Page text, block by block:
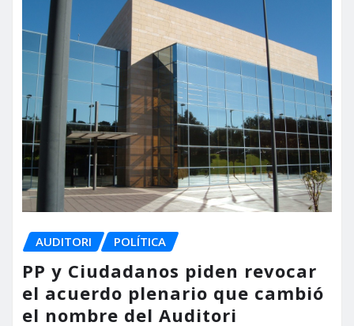
AUDITORI POLÍTICA
PP y Ciudadanos piden revocar
el acuerdo plenario que cambió
el nombre del Auditori